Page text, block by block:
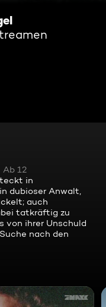
Ab 12
in
dubioser Anwalt,
auch
tatkräftig zu
von ihrer Unschuld
nach den